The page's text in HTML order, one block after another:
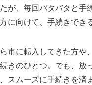
が、毎回バタバタと手
に向けて、手続きでき
市に転入してきた方や
きのひとつ。でも、放
スムーズに手続きを済